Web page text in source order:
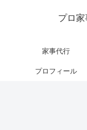
プロ
家事代行
プロフィール